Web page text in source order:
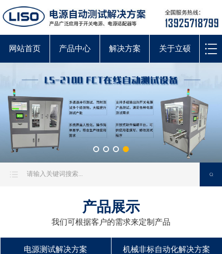
网站首页 产品中心 解决方案 关于立硕
产品展示
我们可根据客户的需求来定制产品
电源测试解决方案 机械非标自动化解决方案